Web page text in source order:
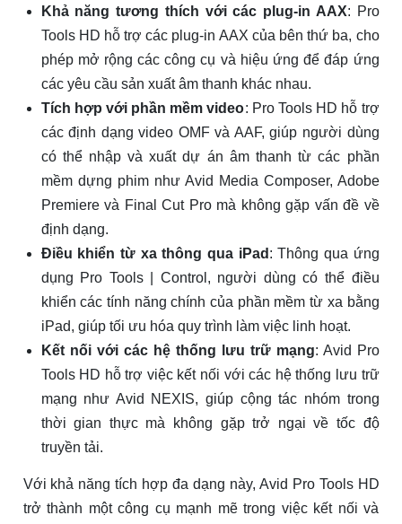
Khả năng tương thích với các plug-in AAX: Pro
Tools HD hỗ trợ các plug-in AAX của bên thứ ba, cho
phép mở rộng các công cụ và hiệu ứng để đáp ứng
các yêu cầu sản xuất âm thanh khác nhau.
Tích hợp với phần mềm video: Pro Tools HD hỗ trợ
các định dạng video OMF và AAF, giúp người dùng
có thể nhập và xuất dự án âm thanh từ các phần
mềm dựng phim như Avid Media Composer, Adobe
Premiere và Final Cut Pro mà không gặp vấn đề về
định dạng.
Điều khiển từ xa thông qua iPad : Thông qua ứng
dụng Pro Tools | Control, người dùng có thể điều
khiển các tính năng chính của phần mềm từ xa bằng
iPad, giúp tối ưu hóa quy trình làm việc linh hoạt.
Kết nối với các hệ thống lưu trữ mạng: Avid Pro
Tools HD hỗ trợ việc kết nối với các hệ thống lưu trữ
mạng như Avid NEXIS, giúp cộng tác nhóm trong
thời gian thực mà không gặp trở ngại về tốc độ
truyền tải.
Với khả năng tích hợp đa dạng này, Avid Pro Tools HD
trở thành một công cụ mạnh mẽ trong việc kết nối và